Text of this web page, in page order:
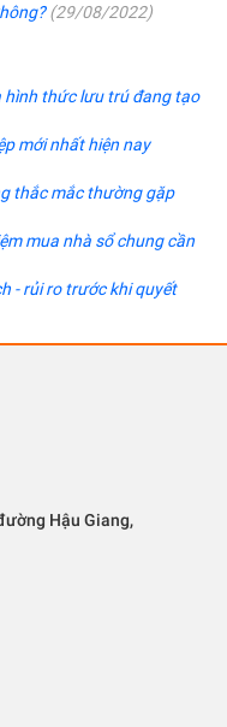
(29/08/2022)
hình thức lưu trú đang tạo
mới nhất hiện nay
thắc mắc thường gặp
mua nhà sổ chung cần
- rủi ro trước khi quyết
Hậu Giang,